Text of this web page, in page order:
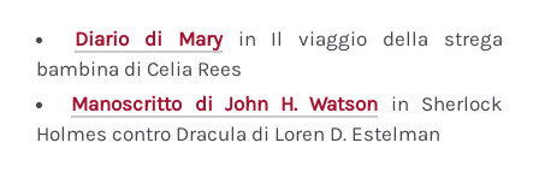
Diariodi Maryin Il viaggio della strega
bambina di Celia Rees
Manoscritto di John H. Watson in Sherlock
Holmes contro Dracula di Loren D. Estelman